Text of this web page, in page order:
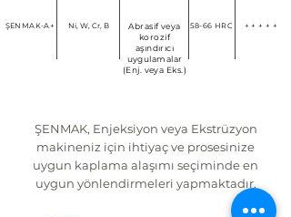
ŞENMAK-A+ Ni, W, Cr, B
Abrasif veya
korozif
aşındırıcı
uygulamalar
(Enj. veya Eks.)
58-66 HRC + + + + +
ŞENMAK, Enjeksiyon veya Ekstrüzyon
makineniz için ihtiyaç ve prosesinize
uygun kaplama alaşımı seçiminde en
uygun yönlendirmeleri yapmaktadır.